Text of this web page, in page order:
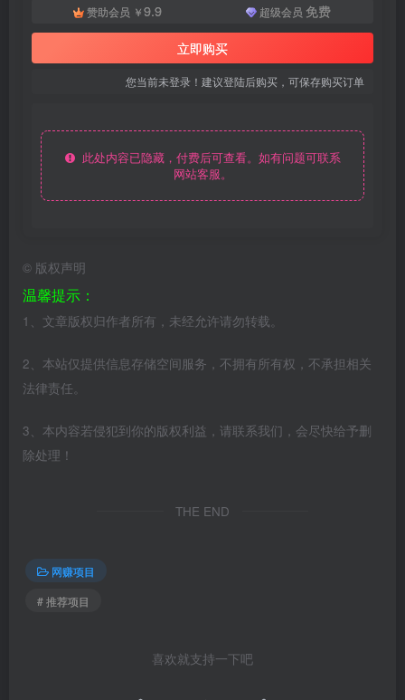
赞助会员 ￥9.9 超级会员 免费
立即购买
您当前未登录！建议登陆后购买，可保存购买订单
此处内容已隐藏，付费后可查看。如有问题可联系
网站客服。
© 版权声明
温馨提示：
1、文章版权归作者所有，未经允许请勿转载。
2、本站仅提供信息存储空间服务，不拥有所有权，不承担相关
法律责任。
3、本内容若侵犯到你的版权利益，请联系我们，会尽快给予删
除处理！
THE END
网赚项目
# 推荐项目
喜欢就支持一下吧